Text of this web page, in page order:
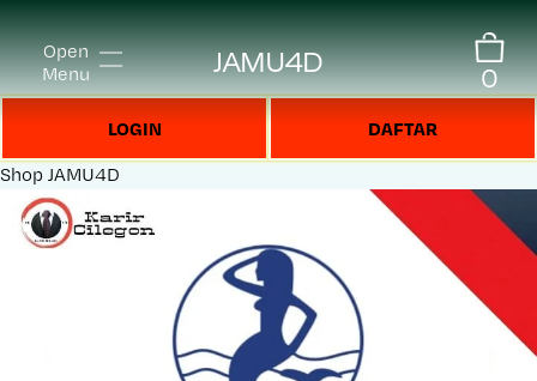
Open
Menu
JAMU4D 0
LOGIN DAFTAR
Shop JAMU4D